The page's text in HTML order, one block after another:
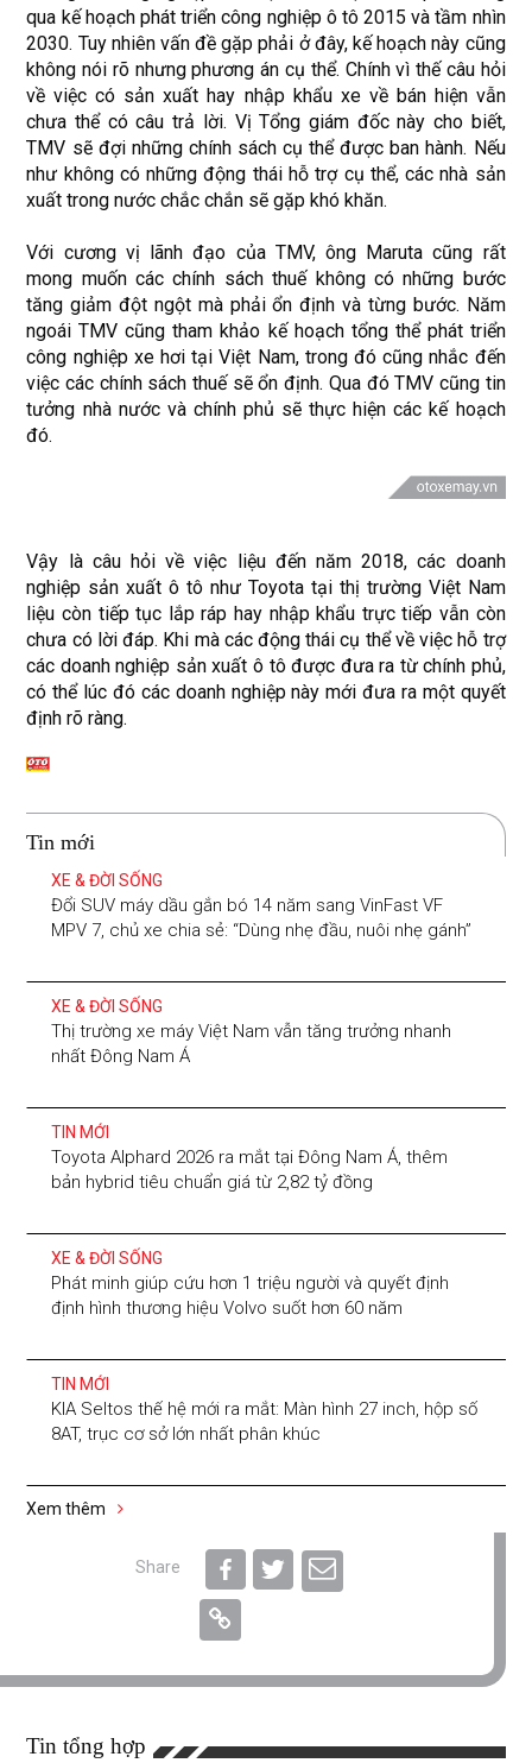
qua kế hoạch phát triển công nghiệp ô tô 2015 và tầm nhìn
2030. Tuy nhiên vấn đề gặp phải ở đây, kế hoạch này cũng
không nói rõ nhưng phương án cụ thể. Chính vì thế câu hỏi
về việc có sản xuất hay nhập khẩu xe về bán hiện vẫn
chưa thể có câu trả lời. Vị Tổng giám đốc này cho biết,
TMV sẽ đợi những chính sách cụ thể được ban hành. Nếu
như không có những động thái hỗ trợ cụ thể, các nhà sản
xuất trong nước chắc chắn sẽ gặp khó khăn.
Với cương vị lãnh đạo của TMV, ông Maruta cũng rất
mong muốn các chính sách thuế không có những bước
tăng giảm đột ngột mà phải ổn định và từng bước. Năm
ngoái TMV cũng tham khảo kế hoạch tổng thể phát triển
công nghiệp xe hơi tại Việt Nam, trong đó cũng nhắc đến
việc các chính sách thuế sẽ ổn định. Qua đó TMV cũng tin
tưởng nhà nước và chính phủ sẽ thực hiện các kế hoạch
đó.
Vậy là câu hỏi về việc liệu đến năm 2018, các doanh
nghiệp sản xuất ô tô như Toyota tại thị trường Việt Nam
liệu còn tiếp tục lắp ráp hay nhập khẩu trực tiếp vẫn còn
chưa có lời đáp. Khi mà các động thái cụ thể về việc hỗ trợ
các doanh nghiệp sản xuất ô tô được đưa ra từ chính phủ,
có thể lúc đó các doanh nghiệp này mới đưa ra một quyết
định rõ ràng.
Tin mới
XE & ĐỜI SỐNG
Đổi SUV máy dầu gắn bó 14 năm sang VinFast VF
MPV 7, chủ xe chia sẻ: “Dùng nhẹ đầu, nuôi nhẹ gánh”
XE & ĐỜI SỐNG
Thị trường xe máy Việt Nam vẫn tăng trưởng nhanh
nhất Đông Nam Á
TIN MỚI
Toyota Alphard 2026 ra mắt tại Đông Nam Á, thêm
bản hybrid tiêu chuẩn giá từ 2,82 tỷ đồng
XE & ĐỜI SỐNG
Phát minh giúp cứu hơn 1 triệu người và quyết định
định hình thương hiệu Volvo suốt hơn 60 năm
TIN MỚI
KIA Seltos thế hệ mới ra mắt: Màn hình 27 inch, hộp số
8AT, trục cơ sở lớn nhất phân khúc
Xem thêm
Share
Tin tổng hợp